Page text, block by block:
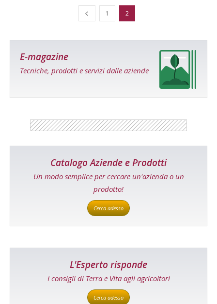
1 2
E-magazine
Tecniche, prodotti e servizi dalle aziende
Catalogo Aziende e Prodotti
Un modo semplice per cercare un'azienda o un
prodotto!
Cerca adesso
L'Esperto risponde
I consigli di Terra e Vita agli agricoltori
Cerca adesso